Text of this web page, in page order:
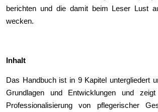
berichten und die damit beim Leser Lust
wecken.
Inhalt
Das Handbuch ist in 9 Kapitel untergliedert
Grundlagen und Entwicklungen und
Professionalisierung von pflegerischer